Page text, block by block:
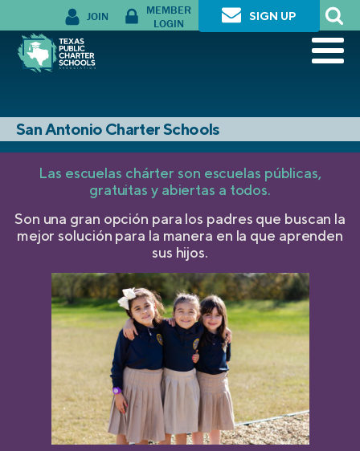
JOIN
MEMBER
LOGIN
SIGN UP
San Antonio Charter Schools
Las escuelas chárter son escuelas públicas,
gratuitas y abiertas a todos.
Son una gran opción para los padres que buscan la
mejor solución para la manera en la que aprenden
sus hijos.